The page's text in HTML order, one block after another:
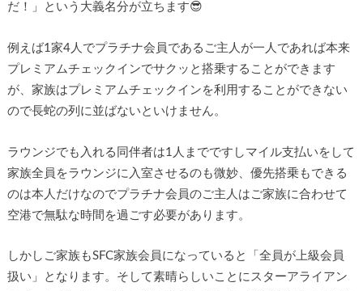
だ！」という大義名分が立ちます😎
例えば1家4人でプラチナ会員であるご主人が一人であれば本来
プレミアムチェックインでサクッと搭乗することができます
が、家族はプレミアムチェックインを利用することができない
ので長蛇の列に並ばないといけません。
ラウンジでも入れる同伴者は1人までですしマイル支払いをして
家族全員をラウンジに入室させるのも微妙、優先搭乗もできる
のは本人だけなのでプラチナ会員のご主人はご家族に合わせて
空港で無駄な時間を過ごす必要があります。
しかしご家族もSFC家族会員になっていると「全員が上級会員
扱い」となります。そして素晴らしいことにスターアライアン